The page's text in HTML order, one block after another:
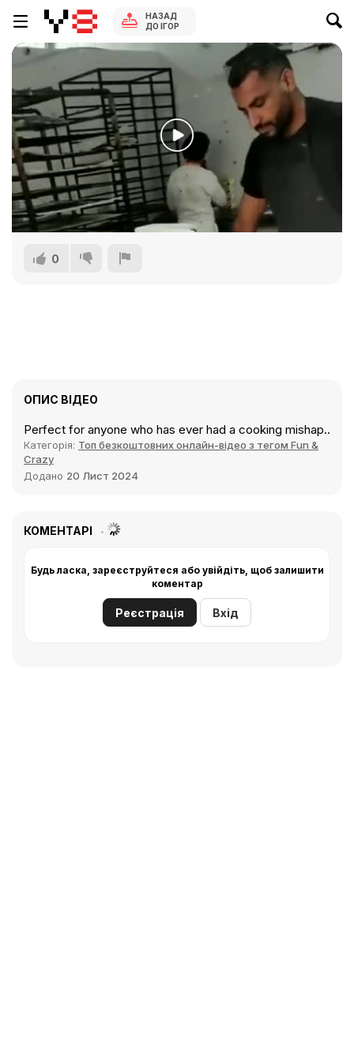
НАЗАД
ДО ІГОР
0
ОПИС ВІДЕО
Perfect for anyone who has ever had a cooking mishap..
Категорія: Топ безкоштовних онлайн-відео з тегом Fun &
Crazy
Додано 20 Лист 2024
КОМЕНТАРІ
Будь ласка, зареєструйтеся або увійдіть, щоб залишити
коментар
Реєстрація Вхід